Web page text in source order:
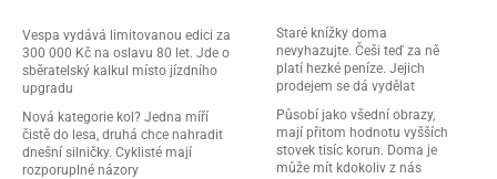
Vespa vydává limitovanou edici za
300 000 Kč na oslavu 80 let. Jde o
sběratelský kalkul místo jízdního
upgradu
Nová kategorie kol? Jedna míří
čistě do lesa, druhá chce nahradit
dnešní silničky. Cyklisté mají
rozporuplné názory
Staré knížky doma
nevyhazujte. Češi teď za ně
platí hezké peníze. Jejich
prodejem se dá vydělat
Působí jako všední obrazy,
mají přitom hodnotu vyšších
stovek tisíc korun. Doma je
může mít kdokoliv z nás